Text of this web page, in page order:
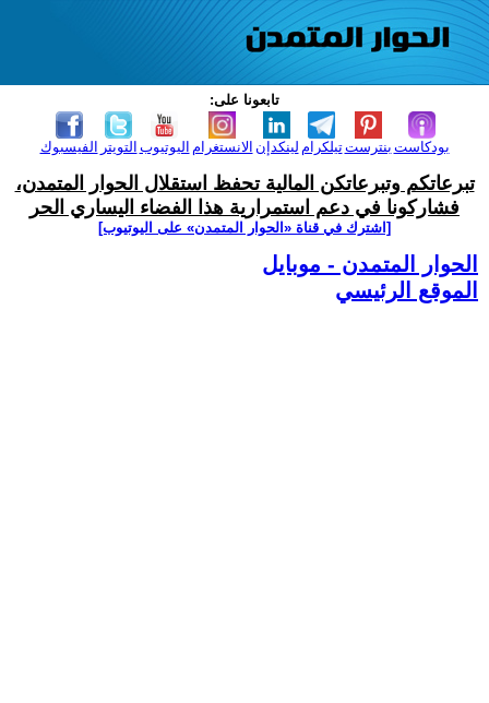
تابعونا على:
الفيسبوك التويتر اليوتيوب الانستغرام لينكدإن تيلكرامبنترست بودكاست
تبرعاتكم وتبرعاتكن المالية تحفظ استقلال الحوار المتمدن،
فشاركونا في دعم استمرارية هذا الفضاء اليساري الحر
[اشترك في قناة ‫«الحوار المتمدن» على اليوتيوب]
الحوار المتمدن - موبايل
الموقع الرئيسي